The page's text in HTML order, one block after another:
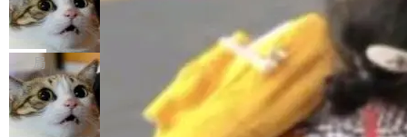
的人一直在用业余...
结果回答问题，而无需将问题转交给搜索引擎。
（<a href="https://bugzilla.mozilla.org/show_
bug.cgi?id=204...
工程师在这件事上没什么可谦虚的——他们用 W
orkers 跑了十年 Isolate。用 CEO Matthew Pri
nce 的话说：「我们一生都在用 Isolate 运行代
码，而 AI Agent 不需要容器，它们需要的是 Iso
late。」 容器为什么不合适 容器的问题在于启动
和销毁都太重了。一个 Agent 要执行的任务可能
OpenAI 公开邮件和聊天记录回应苹果
诉讼，称“Apple is getting this wron
g”
上个月，苹果一纸诉状把 OpenAI 告上法庭，指
控其挖角苹果前员工并窃取商业秘密。苹果的诉
状把 OpenAI 描述成一个系统性地从前东家挖
人、套取机密信息的对手。 OpenAI 没发律师
函，也没选择庭外沉默。它在官网贴了一篇博
局
HUAWEI MatePad Edge上架WorkBu
ddy鸿蒙PC版，说话就能干活的AI办公
全能AI工作台WorkBuddy鸿蒙PC版上架HUAWE